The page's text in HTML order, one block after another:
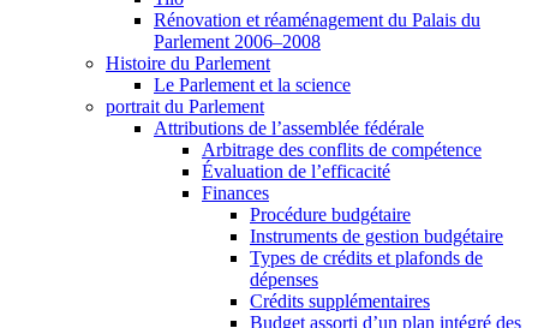
Rénovation et réaménagement du Palais du
Parlement 2006–2008
Histoire du Parlement
Le Parlement et la science
portrait du Parlement
Attributions de l’assemblée fédérale
Arbitrage des conflits de compétence
Évaluation de l’efficacité
Finances
Procédure budgétaire
Instruments de gestion budgétaire
Types de crédits et plafonds de
dépenses
Crédits supplémentaires
Budget assorti d’un plan intégré des